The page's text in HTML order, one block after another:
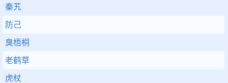
秦艽
防己
臭梧桐
老鹤草
虎杖